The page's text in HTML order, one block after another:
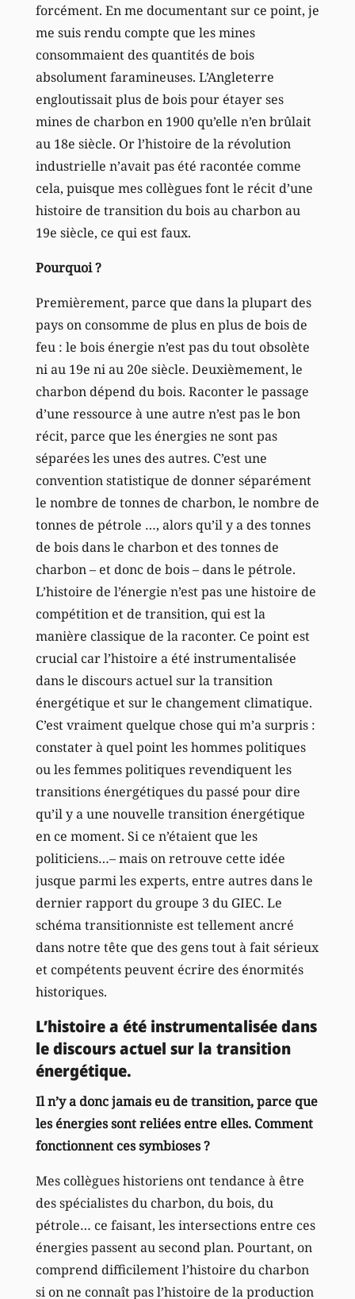
forcément. En me documentant sur ce point, je
me suis rendu compte que les mines
consommaient des quantités de bois
absolument faramineuses. L’Angleterre
engloutissait plus de bois pour étayer ses
mines de charbon en 1900 qu’elle n’en brûlait
au 18e siècle. Or l’histoire de la révolution
industrielle n’avait pas été racontée comme
cela, puisque mes collègues font le récit d’une
histoire de transition du bois au charbon au
19e siècle, ce qui est faux.
Pourquoi ?
Premièrement, parce que dans la plupart des
pays on consomme de plus en plus de bois de
feu : le bois énergie n’est pas du tout obsolète
ni au 19e ni au 20e siècle. Deuxièmement, le
charbon dépend du bois. Raconter le passage
d’une ressource à une autre n’est pas le bon
récit, parce que les énergies ne sont pas
séparées les unes des autres. C’est une
convention statistique de donner séparément
le nombre de tonnes de charbon, le nombre de
tonnes de pétrole …, alors qu’il y a des tonnes
de bois dans le charbon et des tonnes de
charbon – et donc de bois – dans le pétrole.
L’histoire de l’énergie n’est pas une histoire de
compétition et de transition, qui est la
manière classique de la raconter. Ce point est
crucial car l’histoire a été instrumentalisée
dans le discours actuel sur la transition
énergétique et sur le changement climatique.
C’est vraiment quelque chose qui m’a surpris :
constater à quel point les hommes politiques
ou les femmes politiques revendiquent les
transitions énergétiques du passé pour dire
qu’il y a une nouvelle transition énergétique
en ce moment. Si ce n’étaient que les
politiciens…– mais on retrouve cette idée
jusque parmi les experts, entre autres dans le
dernier rapport du groupe 3 du GIEC. Le
schéma transitionniste est tellement ancré
dans notre tête que des gens tout à fait sérieux
et compétents peuvent écrire des énormités
historiques.
L’histoire a été instrumentalisée dans
le discours actuel sur la transition
énergétique.
Il n’y a donc jamais eu de transition, parce que
les énergies sont reliées entre elles. Comment
fonctionnent ces symbioses ?
Mes collègues historiens ont tendance à être
des spécialistes du charbon, du bois, du
pétrole… ce faisant, les intersections entre ces
énergies passent au second plan. Pourtant, on
comprend difficilement l’histoire du charbon
si on ne connaît pas l’histoire de la production